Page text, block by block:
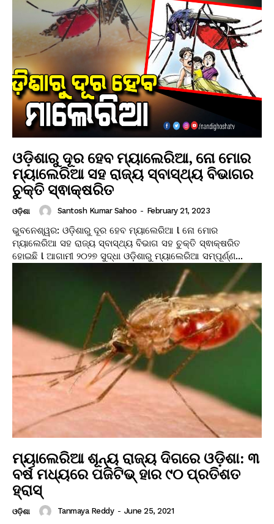
ଓଡ଼ିଶାରୁ ଦୂର ହେବ ମ୍ୟାଲେରିଆ, ନୋ ମୋର
ମ୍ୟାଲେରିଆ ସହ ରାଜ୍ୟ ସ୍ବାସ୍ଥ୍ୟ ବିଭାଗର
ଚୁକ୍ତି ସ୍ଵାକ୍ଷରିତ
ଓଡ଼ିଶା Santosh Kumar Sahoo - February 21, 2023
ଭୁବନେଶ୍ୱର: ଓଡ଼ିଶାରୁ ଦୂର ହେବ ମ୍ୟାଲେରିଆ l ନୋ ମୋର
ମ୍ୟାଲେରିଆ ସହ ରାଜ୍ୟ ସ୍ବାସ୍ଥ୍ୟ ବିଭାଗ ସହ ଚୁକ୍ତି ସ୍ଵାକ୍ଷରିତ
ହୋଇଛି l ଆଗାମୀ ୨୦୨୭ ସୁଦ୍ଧା ଓଡ଼ିଶାରୁ ମ୍ୟାଲେରିଆ ସମ୍ପୂର୍ଣ୍ଣ...
ମ୍ୟାଲେରିଆ ଶୂନ୍ୟ ରାଜ୍ୟ ଦିଗରେ ଓଡ଼ିଶା: ୩
ବର୍ଷ ମଧ୍ୟରେ ପଜିଟିଭ୍ ହାର ୯୦ ପ୍ରତିଶତ
ହ୍ରାସ୍
ଓଡ଼ିଶା Tanmaya Reddy - June 25, 2021